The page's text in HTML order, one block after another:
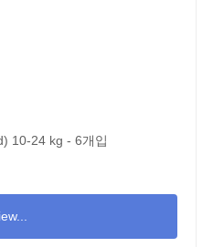
10-24 kg - 6개입